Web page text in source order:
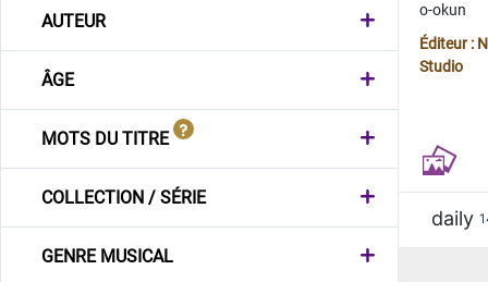
AUTEUR
ÂGE
MOTS DU TITRE
COLLECTION / SÉRIE
GENRE MUSICAL
o-okun
Éditeur :
Studio
daily